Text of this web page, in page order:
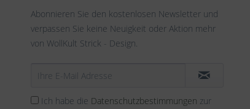
Abonnieren Sie den kostenlosen Newsletter und
verpassen Sie keine Neuigkeit oder Aktion mehr
von WollKult Strick - Design.
Ich habe die Datenschutzbestimmungen zur